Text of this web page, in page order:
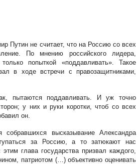
Путин не считает, что на Россию со всех
По мнению российского лидера,
попыткой «поддавливать». Такое
в ходе встречи с правозащитниками,
пытаются поддавливать. И уж точно
у них и руки коротки, чтоб со всех
он.
высказывание Александра
за Россию, а то затюкают нас
глава государства призвал каждого,
патриотом (…) объективно оценивать